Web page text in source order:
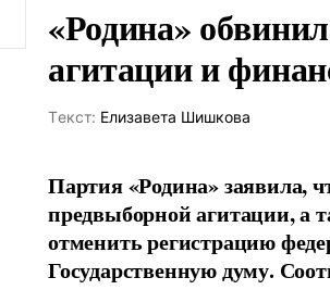
«Родина»
агитации и
Tекст: Елизавета Шишкова
Партия «Родина» заявила,
предвыборной агитации, а
отменить регистрацию
Государственную думу.